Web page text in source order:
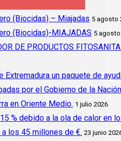
(Biocidas) – Miajadas 5 agosto
(Biocidas)-MIAJADAS 5
DE PRODUCTOS
Extremadura un paquete de
por el Gobierno de la
en Oriente Medio. 1 julio 2026
% debido a la ola de calor en
los 45 millones de €. 23 junio